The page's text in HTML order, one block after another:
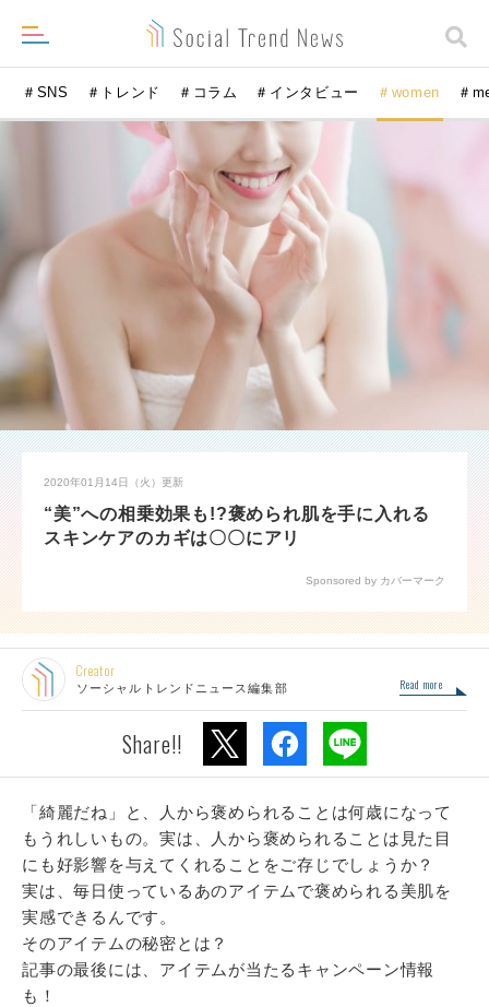
＃SNS ＃トレンド ＃コラム ＃インタビュー ＃women ＃
2020年01月14日（火） 更新
“美”への相乗効果も!?褒められ肌を手に入れる
スキンケアのカギは〇〇にアリ
Sponsored by カバーマーク
Creator
ソーシャルトレンドニュース編集部 Read more
Share!!
「綺麗だね」と、人から褒められることは何歳になって
もうれしいもの。実は、人から褒められることは見た目
にも好影響を与えてくれることをご存じでしょうか？
実は、毎日使っているあのアイテムで褒められる美肌を
実感できるんです。
そのアイテムの秘密とは？
記事の最後には、アイテムが当たるキャンペーン情報
も！